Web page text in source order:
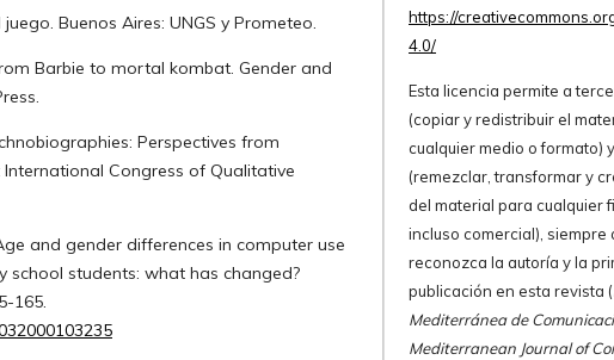
Buenos Aires: UNGS y Prometeo.
Barbie to mortal kombat. Gender and
Perspectives from
Congress of Qualitative
and gender differences in computer use
students: what has changed?
165.
https://
4.0/
Esta licencia permite a
(copiar y redistribuir el
cualquier medio o formato)
(remezclar, transformar y
del material para cualquier
incluso comercial), siempre
reconozca la autoría y la
publicación en esta revista (
Mediterránea de
Mediterranean Journal of